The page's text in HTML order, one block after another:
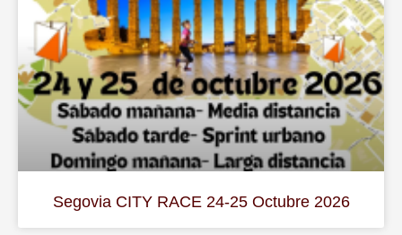
Segovia CITY RACE 24-25 Octubre 2026